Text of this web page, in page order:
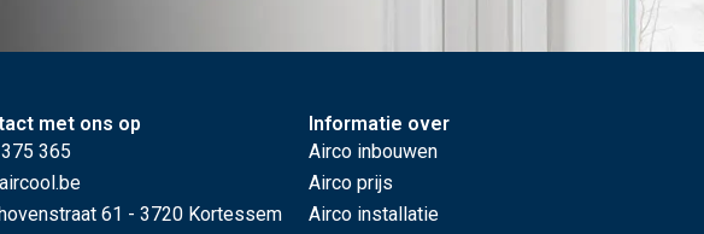
met ons op
365
61 - 3720 Kortessem
Informatie over
Airco inbouwen
Airco prijs
Airco installatie